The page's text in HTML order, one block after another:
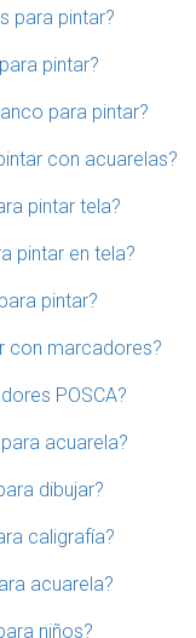
para pintar?
pintar?
para pintar?
con acuarelas?
pintar tela?
pintar en tela?
pintar?
con marcadores?
POSCA?
acuarela?
dibujar?
caligrafía?
acuarela?
niños?